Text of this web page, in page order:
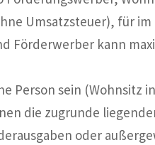
Umsatzsteuer), für
Förderwerber kann
Person sein (Wohnsitz
die zugrunde
oder